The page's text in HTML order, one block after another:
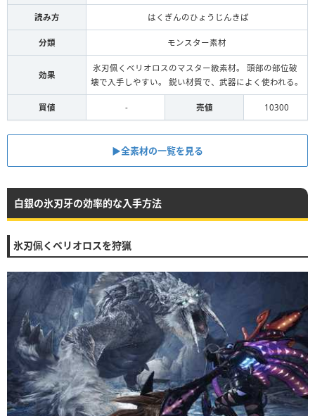
読み方 はくぎんのひょうじんきば
分類 モンスター素材
効果
氷刃佩くベリオロスのマスター級素材。 頭部の部位破
壊で入手しやすい。 鋭い材質で、武器によく使われる。
買値 - 売値 10300
▶全素材の一覧を見る
白銀の氷刃牙の効率的な入手方法
氷刃佩くベリオロスを狩猟